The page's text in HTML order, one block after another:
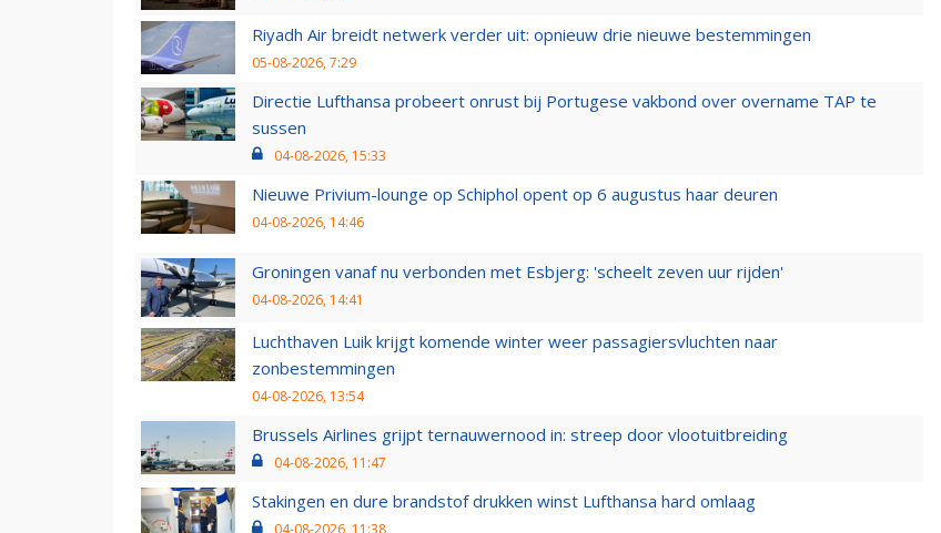
Riyadh Air breidt netwerk verder uit: opnieuw drie nieuwe bestemmingen
05-08-2026, 7:29
Directie Lufthansa probeert onrust bij Portugese vakbond over overname TAP te
sussen
04-08-2026, 15:33
Nieuwe Privium-lounge op Schiphol opent op 6 augustus haar deuren
04-08-2026, 14:46
Groningen vanaf nu verbonden met Esbjerg: 'scheelt zeven uur rijden'
04-08-2026, 14:41
Luchthaven Luik krijgt komende winter weer passagiersvluchten naar
zonbestemmingen
04-08-2026, 13:54
Brussels Airlines grijpt ternauwernood in: streep door vlootuitbreiding
04-08-2026, 11:47
Stakingen en dure brandstof drukken winst Lufthansa hard omlaag